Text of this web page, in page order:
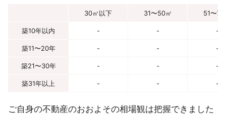
30㎡以下 31〜50㎡ 51〜70
築10年以内 - - -
築11〜20年 - - -
築21〜30年 - - -
築31年以上 - - -
ご自身の不動産のおおよその相場観は把握できました